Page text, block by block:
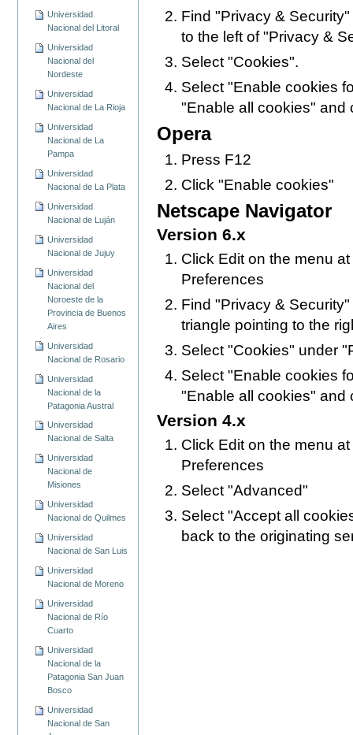
Universidad
Nacional del Litoral
Universidad
Nacional del
Nordeste
Universidad
Nacional de La Rioja
Universidad
Nacional de La
Pampa
Universidad
Nacional de La Plata
Universidad
Nacional de Luján
Universidad
Nacional de Jujuy
Universidad
Nacional del
Noroeste de la
Provincia de Buenos
Aires
Universidad
Nacional de Rosario
Universidad
Nacional de la
Patagonia Austral
Universidad
Nacional de Salta
Universidad
Nacional de
Misiones
Universidad
Nacional de Quilmes
Universidad
Nacional de San Luis
Universidad
Nacional de Moreno
Universidad
Nacional de Río
Cuarto
Universidad
Nacional de la
Patagonia San Juan
Bosco
Universidad
Nacional de San
Find "Privacy &
to the left of "Privacy &
Select "Cookies".
Select "Enable cookies
"Enable all cookies" and
Opera
Press F12
Click "Enable cookies"
Netscape Navigator
Version 6.x
Click Edit on the menu
Preferences
Find "Privacy &
triangle pointing to the
Select "Cookies" under
Select "Enable cookies
"Enable all cookies" and
Version 4.x
Click Edit on the menu
Preferences
Select "Advanced"
Select "Accept all
back to the originating